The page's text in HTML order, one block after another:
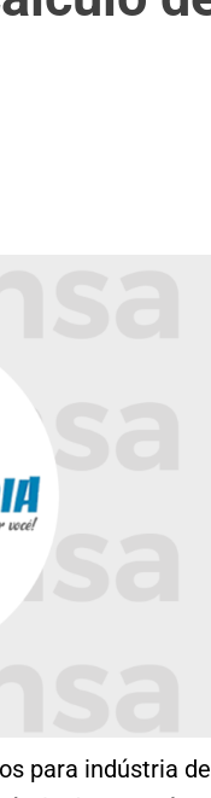
para indústria